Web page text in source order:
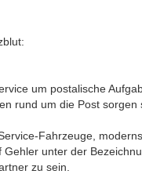
um postalische
rund um die Post
Fahrzeuge,
unter der
zu sein.